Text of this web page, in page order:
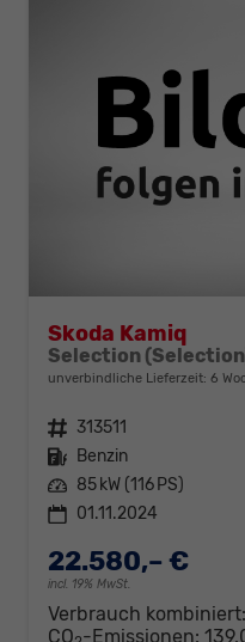
Skoda Kamiq
unverbindliche Lieferzeit: 6
Fahrzeugnr. 313511
Kraftstoff Benzin
Leistung 85 kW (116 PS)
01.11.2024
22.580,– €
incl. 19% MwSt.
Verbrauch kombiniert:
CO -Emissionen: